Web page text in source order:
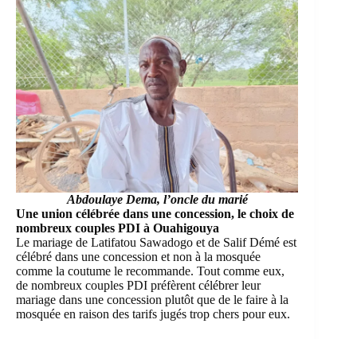
Abdoulaye Dema, l’oncle du marié
Une union célébrée dans une concession, le choix de
nombreux couples PDI à Ouahigouya
Le mariage de Latifatou Sawadogo et de Salif Démé est
célébré dans une concession et non à la mosquée
comme la coutume le recommande. Tout comme eux,
de nombreux couples PDI préfèrent célébrer leur
mariage dans une concession plutôt que de le faire à la
mosquée en raison des tarifs jugés trop chers pour eux.